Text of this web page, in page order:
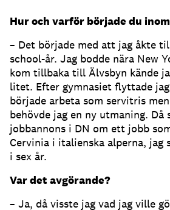
Hur och varför började du
– Det började med att jag åkte
school-år. Jag bodde nära New
kom tillbaka till Älvsbyn kände
litet. Efter gymnasiet flyttade
började arbeta som servitris
behövde jag en ny utmaning. Då
jobbannons i DN om ett jobb
Cervinia i italienska alperna, jag
i sex år.
Var det avgörande?
– Ja, då visste jag vad jag ville